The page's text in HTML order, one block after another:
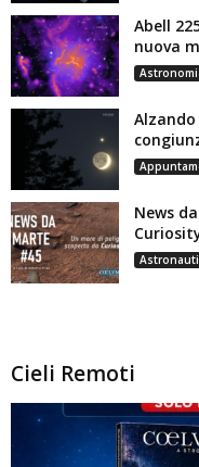
Abell
nuova
Alzando
News
Cieli Remoti